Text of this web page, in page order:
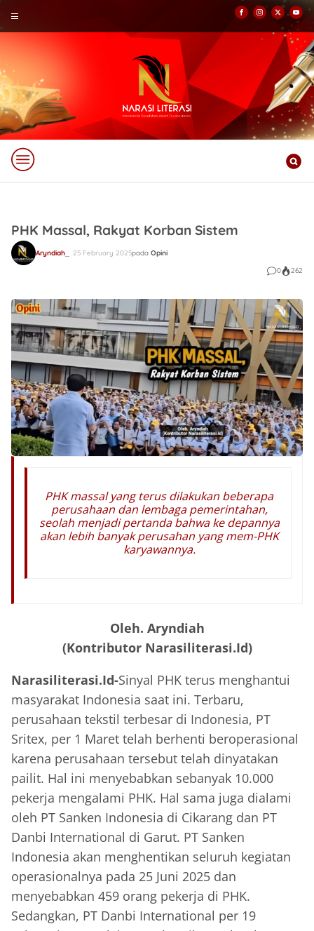
PHK Massal, Rakyat Korban Sistem
Aryndiah 25 February 2025pada Opini
0
262
PHK massal yang terus dilakukan beberapa
perusahaan dan lembaga pemerintahan,
seolah menjadi pertanda bahwa ke depannya
akan lebih banyak perusahan yang mem-PHK
karyawannya.
Oleh. Aryndiah
(Kontributor Narasiliterasi.Id)
Narasiliterasi.Id-Sinyal PHK terus menghantui
masyarakat Indonesia saat ini. Terbaru,
perusahaan tekstil terbesar di Indonesia, PT
Sritex, per 1 Maret telah berhenti beroperasional
karena perusahaan tersebut telah dinyatakan
pailit. Hal ini menyebabkan sebanyak 10.000
pekerja mengalami PHK. Hal sama juga dialami
oleh PT Sanken Indonesia di Cikarang dan PT
Danbi International di Garut. PT Sanken
Indonesia akan menghentikan seluruh kegiatan
operasionalnya pada 25 Juni 2025 dan
menyebabkan 459 orang pekerja di PHK.
Sedangkan, PT Danbi International per 19